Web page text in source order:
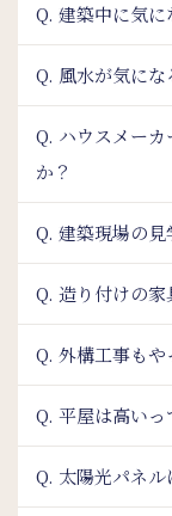
Q. 建築中に気
Q. 風水が気にな
Q. ハウスメー
か？
Q. 建築現場の見
Q. 造り付けの
Q. 外構工事もや
Q. 平屋は高い
Q. 太陽光パネル